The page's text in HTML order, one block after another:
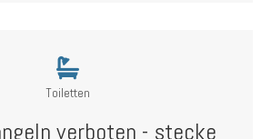
Toiletten
verboten - stecke